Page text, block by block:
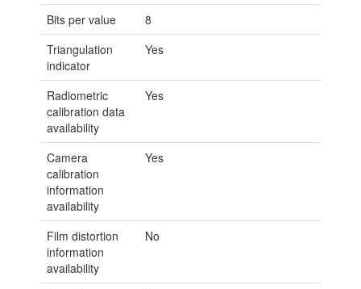
Bits per value
8
Triangulation
indicator
Yes
Radiometric
calibration data
availability
Yes
Camera
calibration
information
availability
Yes
Film distortion
information
availability
No